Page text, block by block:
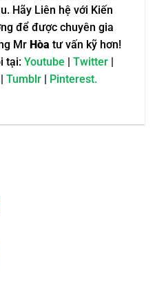
Hãy Liên hệ với Kiến
để được chuyên gia
Mr Hòa tư vấn kỹ hơn!
tại: Youtube | Twitter |
| Tumblr | Pinterest.